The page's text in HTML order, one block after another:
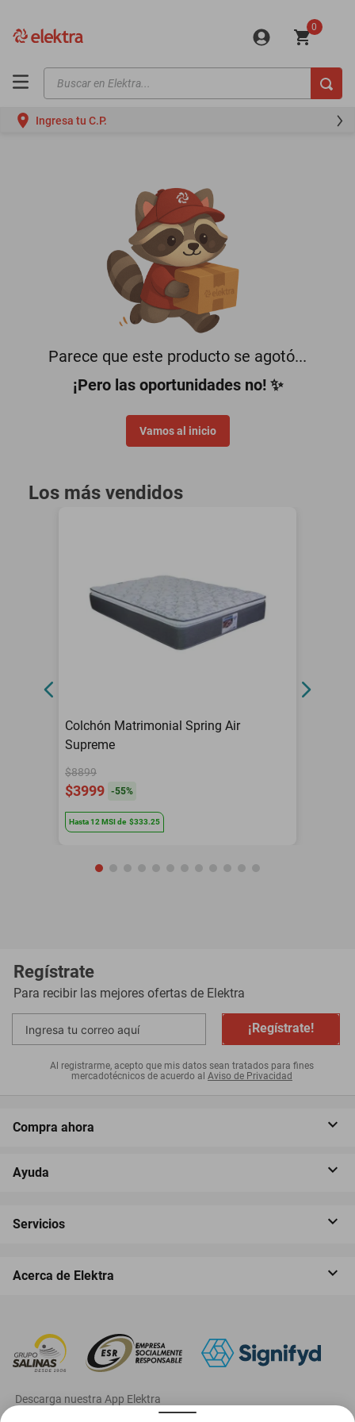
0
Buscar en Elektra...
Ingresa tu C.P.
Parece que este producto se agotó...
¡Pero las oportunidades no! ✨
Vamos al inicio
Los más vendidos
Colchón Matrimonial Spring Air
Supreme
$8899
$3999 -55%
Hasta12 MSIde $333.25
Regístrate
Para recibir las mejores ofertas de Elektra
¡Regístrate!
Al registrarme, acepto que mis datos sean tratados para fines
mercadotécnicos de acuerdo al Aviso de Privacidad
Compra ahora
Ayuda
Servicios
Acerca de Elektra
‎ Descarga nuestra App Elektra
motos
oppo
motoneta